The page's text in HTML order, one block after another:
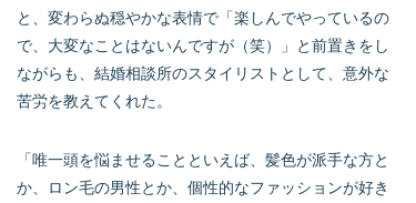
と、変わらぬ穏やかな表情で「楽しんでやっているの
で、大変なことはないんですが（笑）」と前置きをし
ながらも、結婚相談所のスタイリストとして、意外な
苦労を教えてくれた。
「唯一頭を悩ませることといえば、髪色が派手な方と
か、ロン毛の男性とか、個性的なファッションが好き